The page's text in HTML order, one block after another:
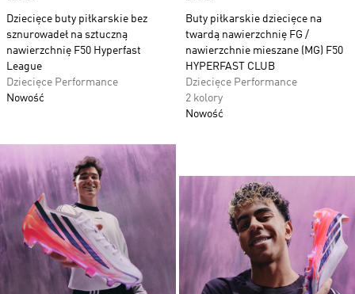
Dziecięce buty piłkarskie bez
sznurowadeł na sztuczną
nawierzchnię F50 Hyperfast
League
Dziecięce Performance
Nowość
Buty piłkarskie dziecięce na
twardą nawierzchnię FG /
nawierzchnie mieszane (MG) F50
HYPERFAST CLUB
Dziecięce Performance
2 kolory
Nowość